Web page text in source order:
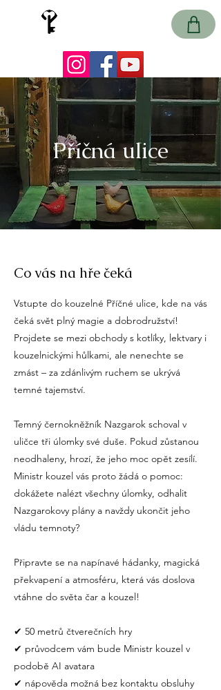
Příčná ulice
Co vás na hře čeká
Vstupte do kouzelné Příčné ulice, kde na vás
čeká svět plný magie a dobrodružství!
Projdete se mezi obchody s kotlíky, lektvary i
kouzelnickými hůlkami, ale nenechte se
zmást – za zdánlivým ruchem se ukrývá
temné tajemství.
Temný černokněžník Nazgarok schoval v
uličce tři úlomky své duše. Pokud zůstanou
neodhaleny, hrozí, že jeho moc opět zesílí.
Ministr kouzel vás proto žádá o pomoc:
dokážete nalézt všechny úlomky, odhalit
Nazgarokovy plány a navždy ukončit jeho
vládu temnoty?
Připravte se na napínavé hádanky, magická
překvapení a atmosféru, která vás doslova
vtáhne do světa čar a kouzel!
✔ 50 metrů čtverečních hry
✔ průvodcem vám bude Ministr kouzel v
podobě AI avatara
✔ nápověda možná bez kontaktu obsluhy